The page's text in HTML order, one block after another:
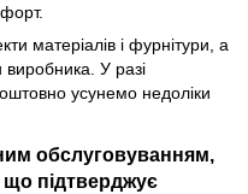
матеріалів і фурнітури, а
У разі
усунемо недоліки
обслуговуванням,
що підтверджує